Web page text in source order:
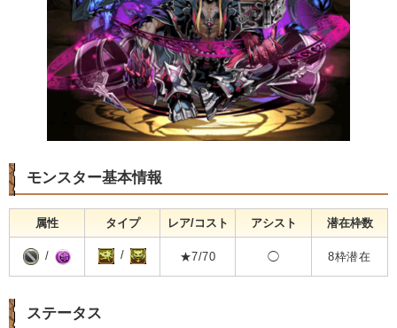
モンスター基本情報
属性 タイプ レア/コスト アシスト 潜在枠数
/ / ★7/70 ◯ 8枠潜在
ステータス